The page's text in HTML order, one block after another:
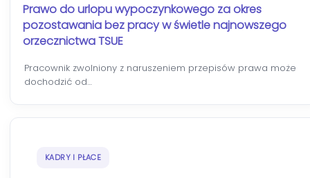
Prawo do urlopu wypoczynkowego za okres
pozostawania bez pracy w świetle najnowszego
orzecznictwa TSUE
Pracownik zwolniony z naruszeniem przepisów prawa może
dochodzić od…
KADRY I PŁACE